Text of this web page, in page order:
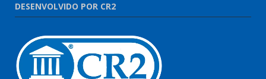
DESENVOLVIDO POR CR2